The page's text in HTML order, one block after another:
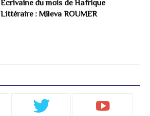
Écrivaine du mois de Hafrique
Littéraire : Mileva ROUMER